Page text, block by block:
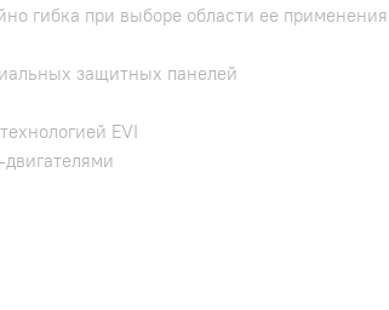
гибка при выборе области ее
защитных панелей
EVI